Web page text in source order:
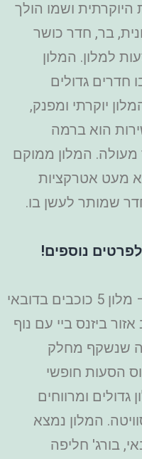
ושמו הולך
בר, חדר כושר
למלון. המלון
חדרים גדולים
המלון יוקרתי ומפנק,
הוא ברמה
מעולה. המלון ממוקם
מעט אטרקציות
שמותר לעשן בו.
נוספים!
מלון טאג‘ דובאי (Taj Dubai) – מלון 5 כוכבים בדובאי
ביזנס ביי עם נוף
שנשקף מחלק
הסעות חופשי
ומרווחים
6 אנשים בסוויטה. המלון נמצא
בורג' חליפה